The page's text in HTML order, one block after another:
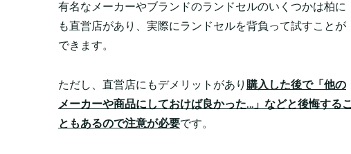
有名なメーカーやブランドのランドセルのいくつかは柏に
も直営店があり、実際にランドセルを背負って試すことが
できます。
ただし、直営店にもデメリットがあり 購入した後で「他の
メーカーや商品にしておけば良かった…」などと後悔するこ
ともあるので注意が必要です。